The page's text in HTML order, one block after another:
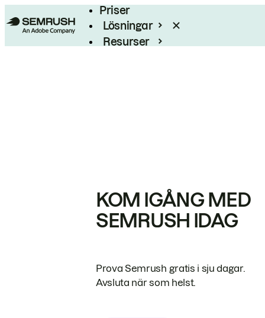
Priser
Lösningar
Resurser
KOM IGÅNG MED
SEMRUSH IDAG
Prova Semrush gratis i sju dagar.
Avsluta när som helst.